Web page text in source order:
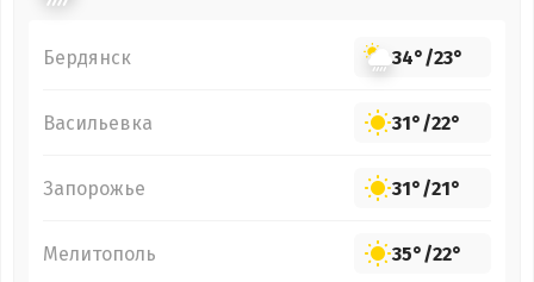
Бердянск 34°/23°
Васильевка 31°/22°
Запорожье 31°/21°
Мелитополь 35°/22°